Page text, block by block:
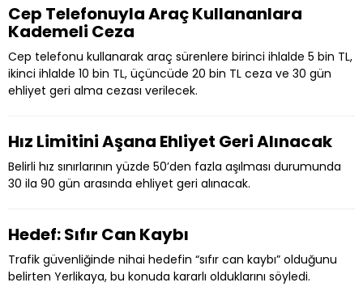
Cep Telefonuyla Araç Kullananlara
Kademeli Ceza
Cep telefonu kullanarak araç sürenlere birinci ihlalde 5 bin TL,
ikinci ihlalde 10 bin TL, üçüncüde 20 bin TL ceza ve 30 gün
ehliyet geri alma cezası verilecek.
Hız Limitini Aşana Ehliyet Geri Alınacak
Belirli hız sınırlarının yüzde 50’den fazla aşılması durumunda
30 ila 90 gün arasında ehliyet geri alınacak.
Hedef: Sıfır Can Kaybı
Trafik güvenliğinde nihai hedefin “sıfır can kaybı” olduğunu
belirten Yerlikaya, bu konuda kararlı olduklarını söyledi.